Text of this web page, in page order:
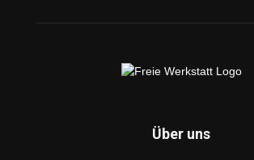
Über uns